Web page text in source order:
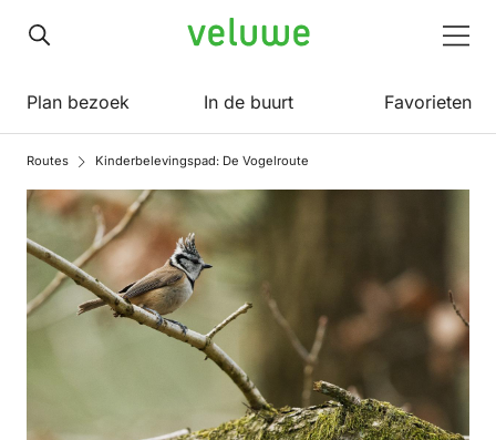
Veluwe
Plan bezoek In de buurt Favorieten
Routes Kinderbelevingspad: De Vogelroute